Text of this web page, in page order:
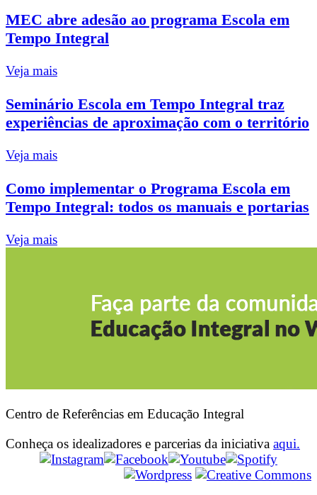
MEC abre adesão ao programa Escola em
Tempo Integral
Veja mais
Seminário Escola em Tempo Integral traz
experiências de aproximação com o território
Veja mais
Como implementar o Programa Escola em
Tempo Integral: todos os manuais e portarias
Veja mais
Centro de Referências em Educação Integral
Conheça os idealizadores e parcerias da iniciativa aqui.